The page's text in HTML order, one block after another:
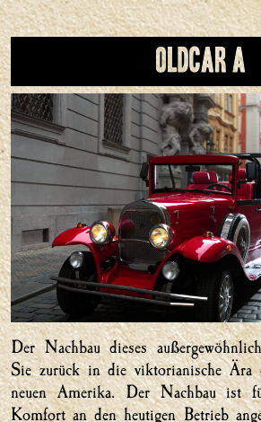
Oldcar A
Der Nachbau dieses
Sie zurück in die viktorianische Ära
neuen Amerika. Der Nachbau ist
Komfort an den heutigen Betrieb